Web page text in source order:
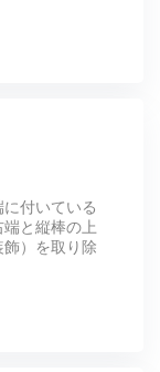
付いている
と縦棒の上
）を取り除